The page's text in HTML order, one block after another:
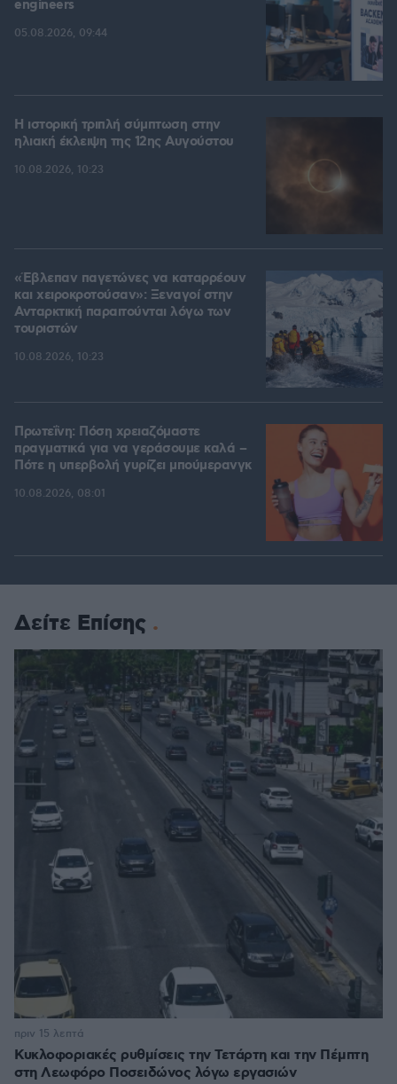
engineers
05.08.2026, 09:44
Η ιστορική τριπλή σύμπτωση στην
ηλιακή έκλειψη της 12ης Αυγούστου
10.08.2026, 10:23
«Έβλεπαν παγετώνες να καταρρέουν
και χειροκροτούσαν»: Ξεναγοί στην
Ανταρκτική παραιτούνται λόγω των
τουριστών
10.08.2026, 10:23
Πρωτεΐνη: Πόση χρειαζόμαστε
πραγματικά για να γεράσουμε καλά –
Πότε η υπερβολή γυρίζει μπούμερανγκ
10.08.2026, 08:01
Δείτε Επίσης
Κυκλοφοριακές ρυθμίσεις την Τετάρτη και την Πέμπτη
στη Λεωφόρο Ποσειδώνος λόγω εργασιών
πριν 15 λεπτά